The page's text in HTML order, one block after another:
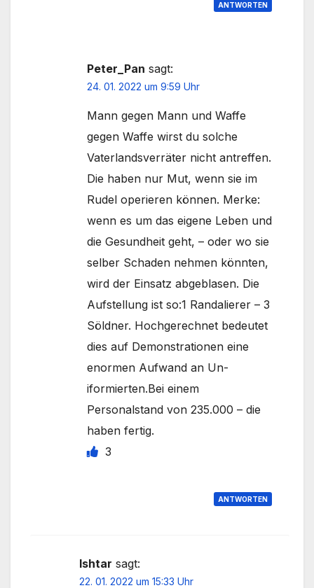
ANTWORTEN
Peter_Pan sagt:
24. 01. 2022 um 9:59 Uhr
Mann gegen Mann und Waffe
gegen Waffe wirst du solche
Vaterlandsverräter nicht antreffen.
Die haben nur Mut, wenn sie im
Rudel operieren können. Merke:
wenn es um das eigene Leben und
die Gesundheit geht, – oder wo sie
selber Schaden nehmen könnten,
wird der Einsatz abgeblasen. Die
Aufstellung ist so:1 Randalierer – 3
Söldner. Hochgerechnet bedeutet
dies auf Demonstrationen eine
enormen Aufwand an Un-
iformierten.Bei einem
Personalstand von 235.000 – die
haben fertig.
3
ANTWORTEN
Ishtar sagt:
22. 01. 2022 um 15:33 Uhr